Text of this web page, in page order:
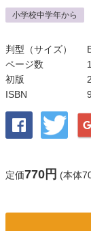
小学校中学年から
判型（サイズ）
ページ数
初版
ISBN
定価770円 (本体